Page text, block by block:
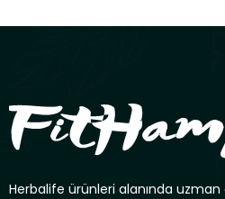
Herbalife ürünleri alanında